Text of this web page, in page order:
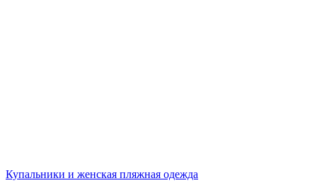
Купальники и женская пляжная одежда